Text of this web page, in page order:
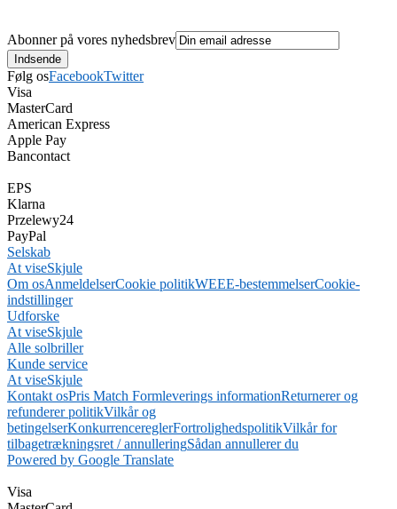
Abonner på vores nyhedsbrev
Følg osFacebookTwitter
Visa
MasterCard
American Express
Apple Pay
Bancontact
EPS
Klarna
Przelewy24
PayPal
Selskab
At viseSkjule
Om osAnmeldelserCookie politikWEEE-bestemmelserCookie-
indstillinger
Udforske
At viseSkjule
Alle solbriller
Kunde service
At viseSkjule
Kontakt osPris Match Formleverings informationReturnerer og
refunderer politikVilkår og
betingelserKonkurrencereglerFortrolighedspolitikVilkår for
tilbagetrækningsret / annulleringSådan annullerer du
Powered by Google Translate
Visa